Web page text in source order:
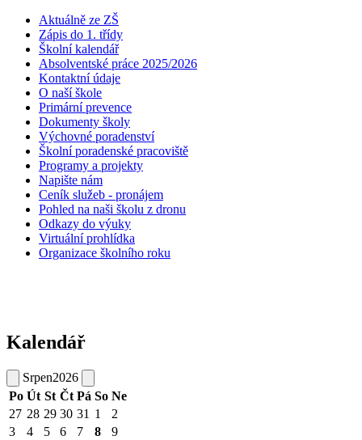
Aktuálně ze ZŠ
Zápis do 1. třídy
Školní kalendář
Absolventské práce 2025/2026
Kontaktní údaje
O naší škole
Primární prevence
Dokumenty školy
Výchovné poradenství
Školní poradenské pracoviště
Programy a projekty
Napište nám
Ceník služeb - pronájem
Pohled na naši školu z dronu
Odkazy do výuky
Virtuální prohlídka
Organizace školního roku
Kalendář
Srpen2026
Po Út St Čt Pá So Ne
27 28 29 30 31 1
2
3
4 5 6 7 8
9